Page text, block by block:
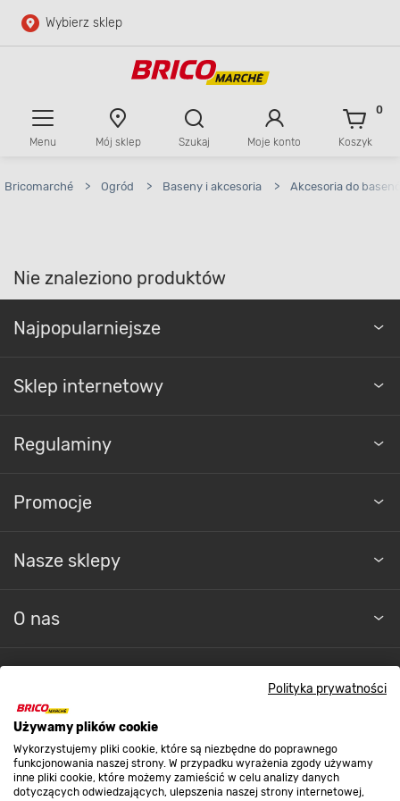
Polityka prywatności
Używamy plików cookie
Wykorzystujemy pliki cookie, które są niezbędne do poprawnego
funkcjonowania naszej strony. W przypadku wyrażenia zgody używamy
inne pliki cookie, które możemy zamieścić w celu analizy danych
dotyczących odwiedzających, ulepszenia naszej strony internetowej,
Przejdź do głównej zawartości
Wybierz sklep
Menu Mój sklep Szukaj Moje konto Koszyk
0
Bricomarché > Ogród > Baseny i akcesoria > Akcesoria do
Nie znaleziono produktów
Najpopularniejsze
Sklep internetowy
Regulaminy
Promocje
Nasze sklepy
O nas
Strefa biznesu